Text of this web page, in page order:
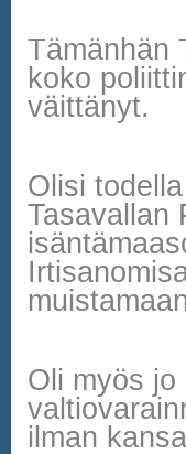
Tämänhän
koko
väittänyt.
Olisi
Tasavallan
Oli myös
ilman